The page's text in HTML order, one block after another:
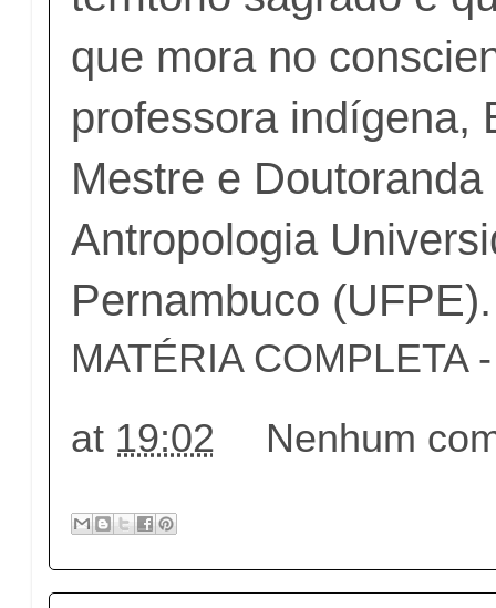
que mora no
professora indígena,
Mestre e Doutoranda
Antropologia
Pernambuco (UFPE).
MATÉRIA COMPLETA
at 19:02 Nenhum